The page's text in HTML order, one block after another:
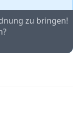
zu bringen!